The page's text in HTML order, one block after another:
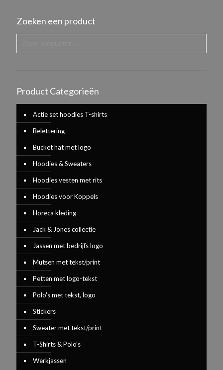
Zoeken een product
Product Categorieën
Actie set hoodies T-shirts
Belettering
Bucket hat met logo
Hoodies & Sweaters
Hoodies vesten met rits
Hoodies voor Koppels
Horeca kleding
Jack & Jones collectie
Jassen met bedrijfs logo
Mutsen met tekst/print
Petten met logo-tekst
Polo's met tekst, logo
Stickers
Sweater met tekst/print
T-Shirts & Polo's
Werkjassen